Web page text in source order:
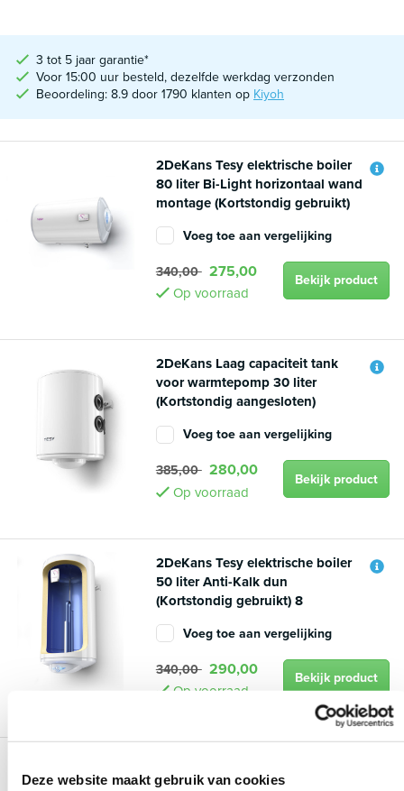
Deze website maakt gebruik van cookies
3 tot 5 jaar garantie*
Voor 15:00 uur besteld, dezelfde werkdag verzonden
Beoordeling: 8.9 door 1790 klanten op Kiyoh
2DeKans Tesy elektrische boiler
80 liter Bi-Light horizontaal wand
montage (Kortstondig gebruikt)
Voeg toe aan vergelijking
340,00 275,00
Op voorraad
Bekijk product
2DeKans Laag capaciteit tank
voor warmtepomp 30 liter
(Kortstondig aangesloten)
Voeg toe aan vergelijking
385,00 280,00
Op voorraad
Bekijk product
2DeKans Tesy elektrische boiler
50 liter Anti-Kalk dun
(Kortstondig gebruikt) 8
Voeg toe aan vergelijking
340,00 290,00
Op voorraad
Bekijk product
50 liter Anti-Kalk dik/laag